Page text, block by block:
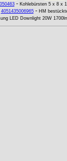
- Kohlebürsten 5 x 8 x
4051435006965- HM
LED Downlight 20W